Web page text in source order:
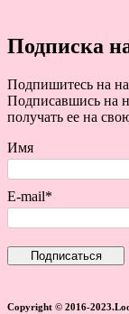
Подписка
Подпишитесь на
Подписавшись на
получать ее на
Имя
E-mail*
Copyright © 2016-